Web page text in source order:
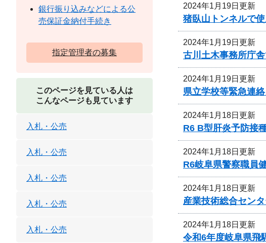
2024年1月19日更新
猪臥山トンネルで
2024年1月19日更新
古川土木事務所庁
2024年1月19日更新
県立学校等緊急連
2024年1月18日更新
R6 B型肝炎予防接
2024年1月18日更新
R6岐阜県警察職員
2024年1月18日更新
産業技術総合セン
2024年1月18日更新
令和6年度岐阜県飛
銀行振り込みなどによる公
売保証金納付手続き
指定管理者の募集
このページを見ている人は
こんなページも見ています
入札・公売
入札・公売
入札・公売
入札・公売
入札・公売